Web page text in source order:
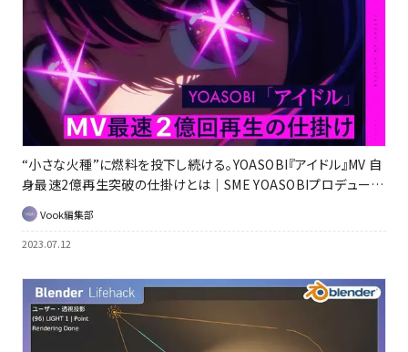
“小さな火種”に燃料を投下し続ける。YOASOBI『アイドル』MV 自
身最速2億再生突破の仕掛けとは｜SME YOASOBIプロデュー
サー・屋代 陽平／山本 秀哉インタビュー
Vook編集部
2023.07.12